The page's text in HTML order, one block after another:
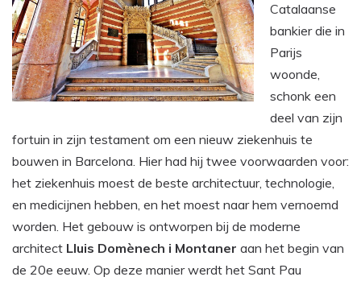
Catalaanse
bankier die in
Parijs
woonde,
schonk een
deel van zijn
fortuin in zijn testament om een nieuw ziekenhuis te
bouwen in Barcelona. Hier had hij twee voorwaarden voor:
het ziekenhuis moest de beste architectuur, technologie,
en medicijnen hebben, en het moest naar hem vernoemd
worden. Het gebouw is ontworpen bij de moderne
architect Lluis Domènech i Montaner aan het begin van
de 20e eeuw. Op deze manier werdt het Sant Pau